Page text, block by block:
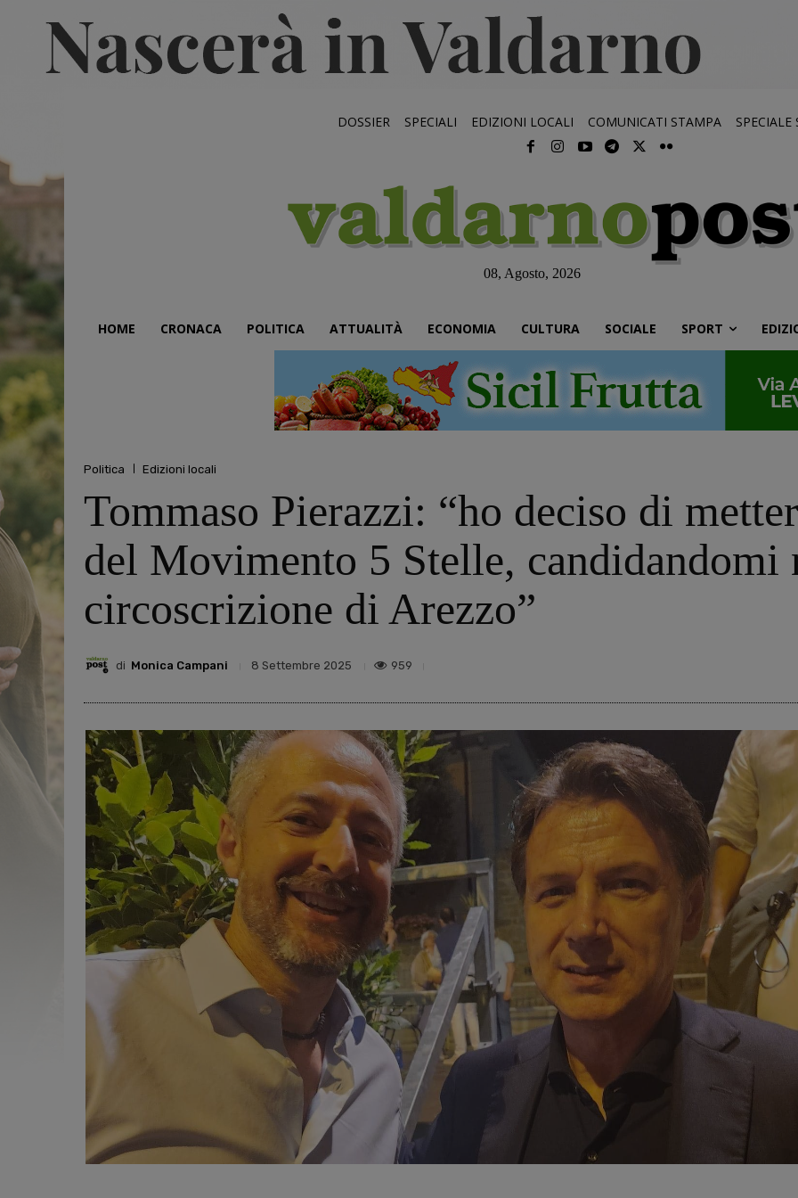
DOSSIER SPECIALI EDIZIONI LOCALI COMUNICATI STAMPA SPECIALE
08, Agosto, 2026
HOME CRONACA POLITICA ATTUALITÀ ECONOMIA CULTURA SOCIALE SPORT
Politica Edizioni locali
Tommaso Pierazzi: “ho deciso di
del Movimento 5 Stelle, candidandomi
circoscrizione di Arezzo”
di Monica Campani 8 Settembre 2025 959